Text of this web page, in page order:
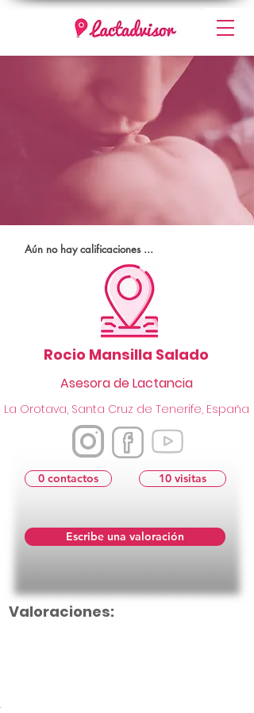
Aún no hay calificaciones ...
Rocio Mansilla Salado
Asesora de Lactancia
La Orotava, Santa Cruz de Tenerife, España
0 contactos 10 visitas
Escribe una valoración
Valoraciones: